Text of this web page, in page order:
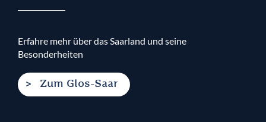
Erfahre mehr über das Saarland und seine
Besonderheiten
Zum Glos-Saar